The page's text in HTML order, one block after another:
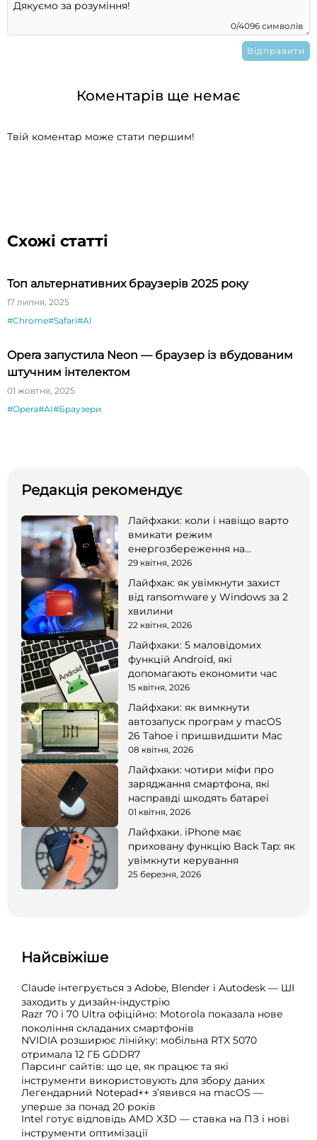
0/4096 символів
Коментарів ще немає
Твій коментар може стати першим!
Схожі статті
Топ альтернативних браузерів 2025 року
17 липня, 2025
#Chrome#Safari#AI
Opera запустила Neon — браузер із вбудованим
штучним інтелектом
01 жовтня, 2025
#Opera#AI#Браузери
Редакція рекомендує
Лайфхаки: коли і навіщо варто
вмикати режим
енергозбереження на
смартфоні
29 квітня, 2026
Лайфхак: як увімкнути захист
від ransomware у Windows за 2
хвилини
22 квітня, 2026
Лайфхаки: 5 маловідомих
функцій Android, які
допомагають економити час
15 квітня, 2026
Лайфхаки: як вимкнути
автозапуск програм у macOS
26 Tahoe і пришвидшити Mac
08 квітня, 2026
Лайфхаки: чотири міфи про
заряджання смартфона, які
насправді шкодять батареї
01 квітня, 2026
Лайфхаки. iPhone має
приховану функцію Back Tap: як
увімкнути керування
25 березня, 2026
Найсвіжіше
Claude інтегрується з Adobe, Blender і Autodesk — ШІ
заходить у дизайн-індустрію
Razr 70 і 70 Ultra офіційно: Motorola показала нове
покоління складаних смартфонів
NVIDIA розширює лінійку: мобільна RTX 5070
отримала 12 ГБ GDDR7
Парсинг сайтів: що це, як працює та які
інструменти використовують для збору даних
Легендарний Notepad++ з’явився на macOS —
уперше за понад 20 років
Intel готує відповідь AMD X3D — ставка на ПЗ і нові
інструменти оптимізації